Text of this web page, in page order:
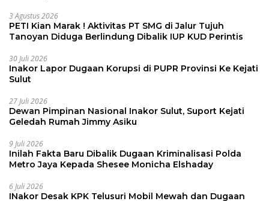
3 Agustus 2026
PETI Kian Marak ! Aktivitas PT SMG di Jalur Tujuh
Tanoyan Diduga Berlindung Dibalik IUP KUD Perintis
30 Juli 2026
Inakor Lapor Dugaan Korupsi di PUPR Provinsi Ke Kejati
Sulut
27 Juli 2026
Dewan Pimpinan Nasional Inakor Sulut, Suport Kejati
Geledah Rumah Jimmy Asiku
9 Juli 2026
Inilah Fakta Baru Dibalik Dugaan Kriminalisasi Polda
Metro Jaya Kepada Shesee Monicha Elshaday
6 Juli 2026
INakor Desak KPK Telusuri Mobil Mewah dan Dugaan